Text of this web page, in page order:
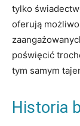
tylko
oferują⁤
‍poświęcić
tym​ samym
Historia